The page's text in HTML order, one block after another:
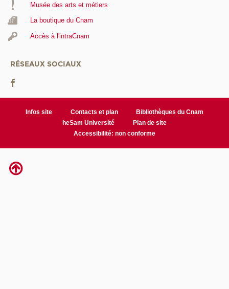
Musée des arts et métiers
La boutique du Cnam
Accès à l'intraCnam
RÉSEAUX SOCIAUX
Infos site Contacts et plan
Bibliothèques du Cnam
heSam Université
Plan de site
Accessibilité: non conforme